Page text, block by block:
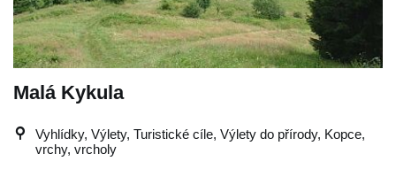
Malá Kykula
Vyhlídky, Výlety, Turistické cíle, Výlety do přírody, Kopce,
vrchy, vrcholy